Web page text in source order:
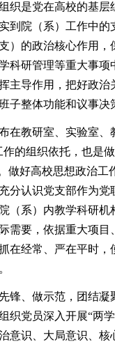
是党在高校的基层
到院（系）工作中
）的政治核心作用
科研管理等重大事
主导作用，把好政
子整体功能和议事决
教研室、实验室、
的组织依托，也是
做好高校思想政治
分认识党支部作为
（系）内教学科研机
需要，依据重大项
在经常、严在平时
、做示范，团结凝
织党员深入开展“两
意识、大局意识、